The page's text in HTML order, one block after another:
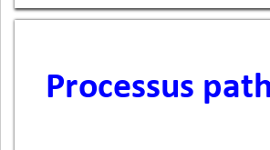
Processus